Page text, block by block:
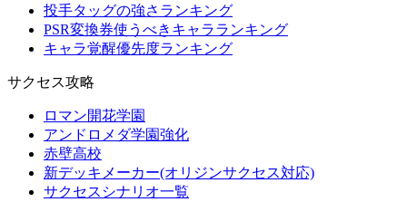
投手タッグの強さランキング
PSR変換券使うべきキャラランキング
キャラ覚醒優先度ランキング
サクセス攻略
ロマン開花学園
アンドロメダ学園強化
赤壁高校
新デッキメーカー(オリジンサクセス対応)
サクセスシナリオ一覧